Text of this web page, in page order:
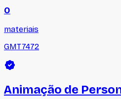
0
materiais
GMT7472
Animação de